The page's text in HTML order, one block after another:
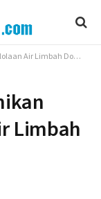
Terpadu di Pekanbaru
Limbah